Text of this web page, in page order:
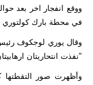
في محطة بارك كولتوري مما
وقال يوري لوجكوف
"نفذت انتحاريتان
وأظهرت صور التقطتها